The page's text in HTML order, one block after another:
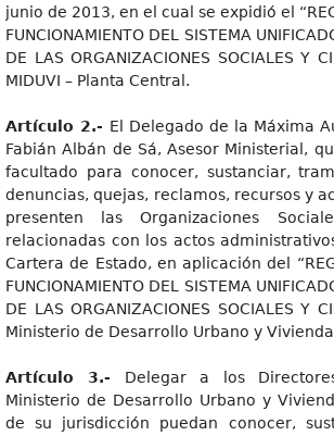
junio de 2013, en el cual se expidió el
FUNCIONAMIENTO DEL SISTEMA
DE LAS ORGANIZACIONES SOCIALES Y
MIDUVI – Planta Central.
Artícul o 2.- El Delegado de la Máxima
Fabián Albán de Sá, Asesor Ministerial,
facultado para conocer, sustanciar,
denuncias, quejas, reclamos, recursos y
presenten las Organizaciones
relacionadas con los actos
Cartera de Estado, en aplicación del
FUNCIONAMIENTO DEL SISTEMA
DE LAS ORGANIZACIONES SOCIALES Y
Ministerio de Desarrollo Urbano y
Artícul o 3.- Delegar a los
Ministerio de Desarrollo Urbano y
de su jurisdicción puedan conocer,